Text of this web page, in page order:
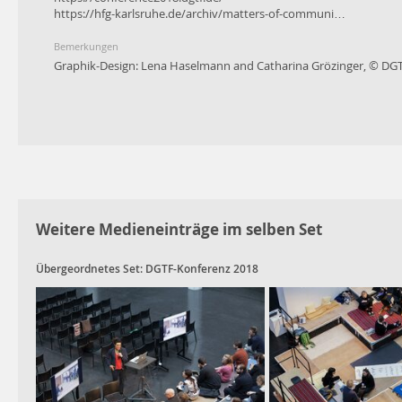
https://hfg-karlsruhe.de/archiv/matters-of-communi…
Bemerkungen
Graphik-Design: Lena Haselmann and Catharina Grözinger, ©
Weitere Medieneinträge im selben Set
Übergeordnetes Set: DGTF-Konferenz 2018